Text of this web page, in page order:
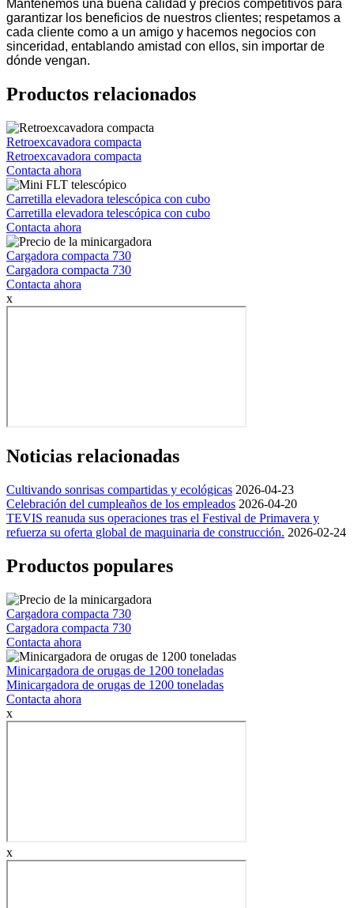
Mantenemos una buena calidad y precios competitivos para
garantizar los beneficios de nuestros clientes; respetamos a
cada cliente como a un amigo y hacemos negocios con
sinceridad, entablando amistad con ellos, sin importar de
dónde vengan.
Productos relacionados
Retroexcavadora compacta
Retroexcavadora compacta
Contacta ahora
Carretilla elevadora telescópica con cubo
Carretilla elevadora telescópica con cubo
Contacta ahora
Cargadora compacta 730
Cargadora compacta 730
Contacta ahora
x
Noticias relacionadas
Cultivando sonrisas compartidas y ecológicas 2026-04-23
Celebración del cumpleaños de los empleados 2026-04-20
TEVIS reanuda sus operaciones tras el Festival de Primavera y
refuerza su oferta global de maquinaria de construcción. 2026-02-24
Productos populares
Cargadora compacta 730
Cargadora compacta 730
Contacta ahora
Minicargadora de orugas de 1200 toneladas
Minicargadora de orugas de 1200 toneladas
Contacta ahora
x
x